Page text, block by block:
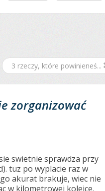
3 rzeczy, które powinieneś...
zorganizować
swietnie sprawdza przy
tuz po wyplacie raz w
akurat brakuje, wiec nie
w kilometrowej kolejce.